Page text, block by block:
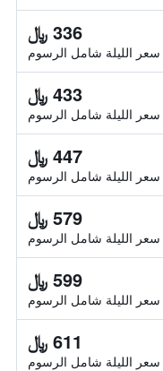
336 ﷼
سعر الليلة شامل الرسوم
433 ﷼
سعر الليلة شامل الرسوم
447 ﷼
سعر الليلة شامل الرسوم
579 ﷼
سعر الليلة شامل الرسوم
599 ﷼
سعر الليلة شامل الرسوم
611 ﷼
سعر الليلة شامل الرسوم